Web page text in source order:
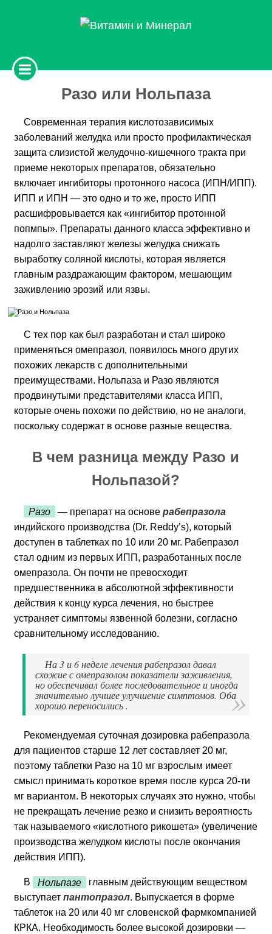
Разо или Нольпаза
Современная терапия кислотозависимых
заболеваний желудка или просто профилактическая
защита слизистой желудочно-кишечного тракта при
приеме некоторых препаратов, обязательно
включает ингибиторы протонного насоса (ИПН/ИПП).
ИПП и ИПН — это одно и то же, просто ИПП
расшифровывается как «ингибитор протонной
попмпы». Препараты данного класса эффективно и
надолго заставляют железы желудка снижать
выработку соляной кислоты, которая является
главным раздражающим фактором, мешающим
заживлению эрозий или язвы.
С тех пор как был разработан и стал широко
применяться омепразол, появилось много других
похожих лекарств с дополнительными
преимуществами. Нольпаза и Разо являются
продвинутыми представителями класса ИПП,
которые очень похожи по действию, но не аналоги,
поскольку содержат в основе разные вещества.
В чем разница между Разо и
Нольпазой?
Разо — препарат на основерабепразола
индийского производства (Dr. Reddy’s), который
доступен в таблетках по 10 или 20 мг. Рабепразол
стал одним из первых ИПП, разработанных после
омепразола. Он почти не превосходит
предшественника в абсолютной эффективности
действия к концу курса лечения, но быстрее
устраняет симптомы язвенной болезни, согласно
сравнительному исследованию.
На 3 и 6 неделе лечения рабепразол давал
схожие с омепразолом показатели заживления,
но обеспечивал более последовательное и иногда
значительно лучшее улучшение симптомов. Оба
хорошо переносились .
Рекомендуемая суточная дозировка рабепразола
для пациентов старше 12 лет составляет 20 мг,
поэтому таблетки Разо на 10 мг взрослым имеет
смысл принимать короткое время после курса 20-ти
мг вариантом. В некоторых случаях это нужно, чтобы
не прекращать лечение резко и снизить вероятность
так называемого «кислотного рикошета» (увеличение
производства желудком кислоты после окончания
действия ИПП).
В Нольпазе
главным действующим веществом
выступаетпантопразол. Выпускается в форме
таблеток на 20 или 40 мг словенской фармкомпанией
КРКА. Необходимость более высокой дозировки —